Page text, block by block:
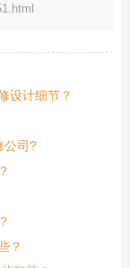
设计细节？
公司?
？